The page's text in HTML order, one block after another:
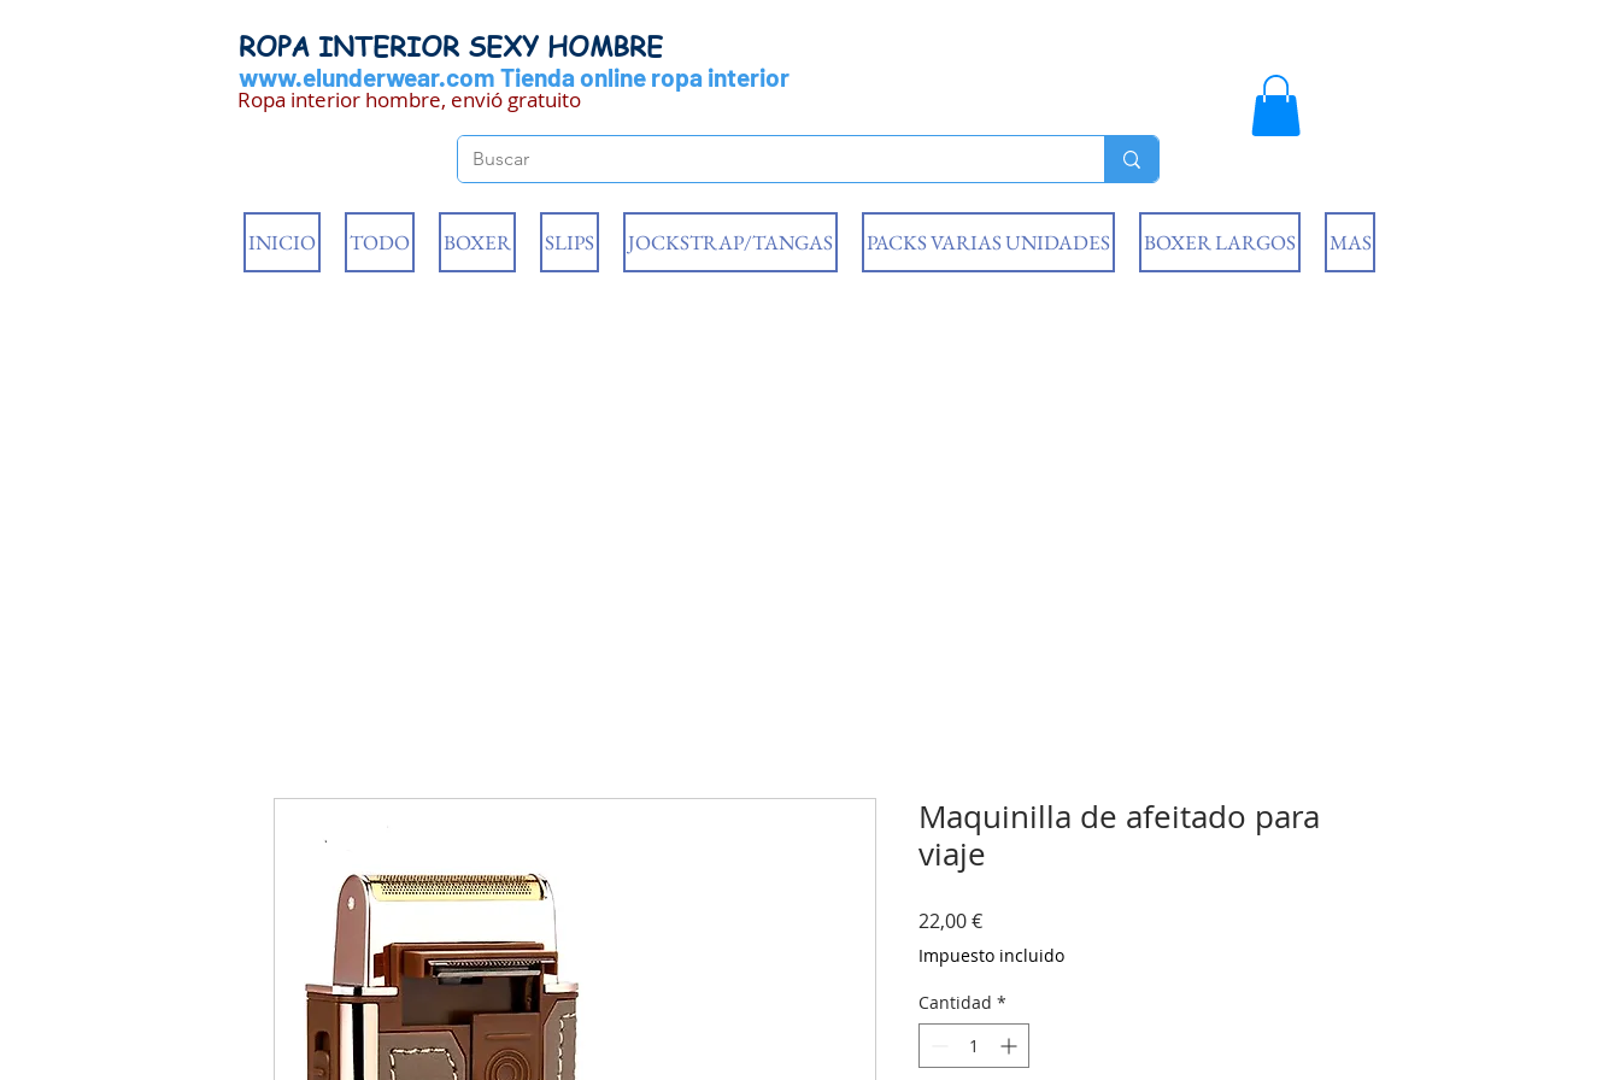
ROPA INTERIOR SEXY HOMBRE
www.elunderwear.com Tienda online ropa interior
Ropa interior hombre, envió gratuito
INICIO TODO BOXER SLIPS JOCKSTRAP/TANGAS PACKS VARIAS UNIDADES BOXER LARGOS MAS
Maquinilla de afeitado para
viaje
22,00 €Precio
Impuesto incluido
Cantidad *